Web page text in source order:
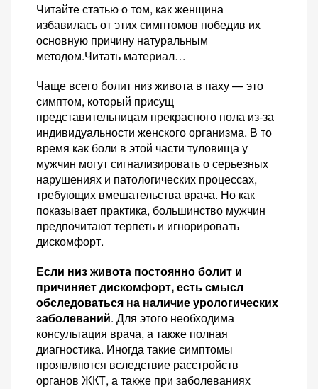
Читайте статью о том, как женщина
избавилась от этих симптомов победив их
основную причину натуральным
методом.Читать материал…
Чаще всего болит низ живота в паху — это
симптом, который присущ
представительницам прекрасного пола из-за
индивидуальности женского организма. В то
время как боли в этой части туловища у
мужчин могут сигнализировать о серьезных
нарушениях и патологических процессах,
требующих вмешательства врача. Но как
показывает практика, большинство мужчин
предпочитают терпеть и игнорировать
дискомфорт.
Если низ живота постоянно болит и
причиняет дискомфорт, есть смысл
обследоваться на наличие урологических
заболеваний. Для этого необходима
консультация врача, а также полная
диагностика. Иногда такие симптомы
проявляются вследствие расстройств
органов ЖКТ, а также при заболеваниях